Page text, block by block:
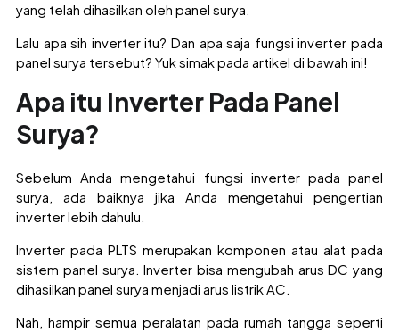
yang telah dihasilkan oleh panel surya.
Lalu apa sih inverter itu? Dan apa saja fungsi inverter pada
panel surya tersebut? Yuk simak pada artikel di bawah ini!
Apa itu Inverter Pada Panel
Surya?
Sebelum Anda mengetahui fungsi inverter pada panel
surya, ada baiknya jika Anda mengetahui pengertian
inverter lebih dahulu.
Inverter pada PLTS merupakan komponen atau alat pada
sistem panel surya. Inverter bisa mengubah arus DC yang
dihasilkan panel surya menjadi arus listrik AC.
Nah, hampir semua peralatan pada rumah tangga seperti